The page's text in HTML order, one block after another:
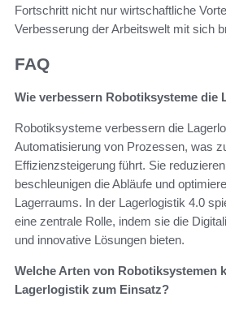
Fortschritt nicht nur wirtschaftliche
Verbesserung der Arbeitswelt mit sich
FAQ
Wie verbessern Robotiksysteme die
Robotiksysteme verbessern die
Automatisierung von Prozessen, was
Effizienzsteigerung führt. Sie
beschleunigen die Abläufe und
Lagerraums. In der Lagerlogistik 4.0
eine zentrale Rolle, indem sie die
und innovative Lösungen bieten.
Welche Arten von Robotiksystemen
Lagerlogistik zum Einsatz?